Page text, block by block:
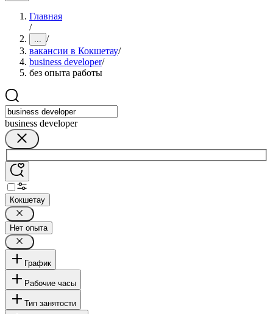
Главная
/
... /
вакансии в Кокшетау/
business developer/
без опыта работы
business developer
Кокшетау
Нет опыта
График
Рабочие часы
Тип занятости